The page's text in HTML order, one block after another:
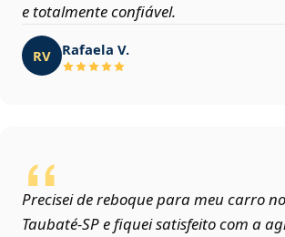
e totalmente confiável.
RV Rafaela V.
Precisei de reboque para meu carro
Taubaté‑SP e fiquei satisfeito com a